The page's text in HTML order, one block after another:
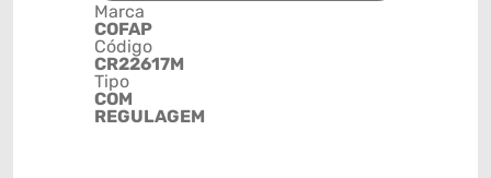
Marca
COFAP
Código
CR22617M
Tipo
COM
REGULAGEM